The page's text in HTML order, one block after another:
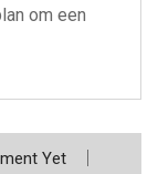
om een
Yet